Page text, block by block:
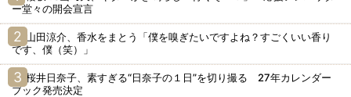
ー堂々の開会宣言
山田涼介、香水をまとう「僕を嗅ぎたいですよね？すごくいい香り
です、僕（笑）」
桜井日奈子、素すぎる“日奈子の１日”を切り撮る 27年カレンダー
ブック発売決定